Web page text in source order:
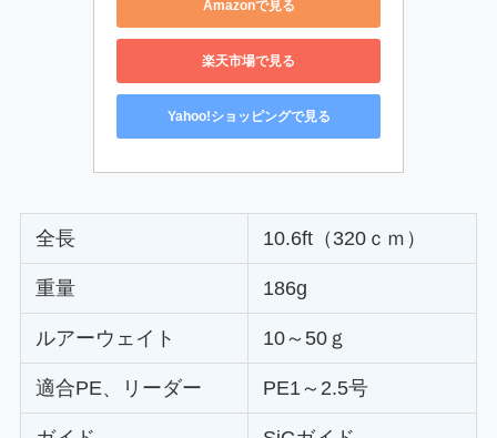
Amazonで見る
楽天市場で見る
Yahoo!ショッピングで見る
全長 10.6ft（320ｃｍ）
重量 186g
ルアーウェイト 10～50ｇ
適合PE、リーダー PE1～2.5号